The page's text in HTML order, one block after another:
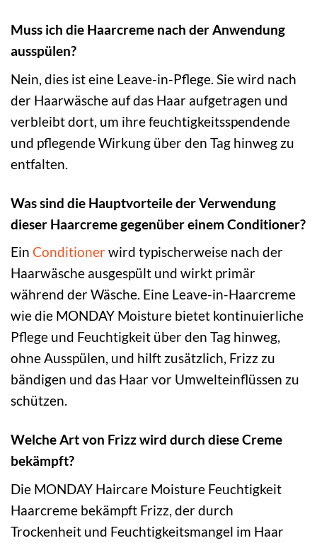
Muss ich die Haarcreme nach der Anwendung
ausspülen?
Nein, dies ist eine Leave-in-Pflege. Sie wird nach
der Haarwäsche auf das Haar aufgetragen und
verbleibt dort, um ihre feuchtigkeitsspendende
und pflegende Wirkung über den Tag hinweg zu
entfalten.
Was sind die Hauptvorteile der Verwendung
dieser Haarcreme gegenüber einem Conditioner?
Ein Conditionerwird typischerweise nach der
Haarwäsche ausgespült und wirkt primär
während der Wäsche. Eine Leave-in-Haarcreme
wie die MONDAY Moisture bietet kontinuierliche
Pflege und Feuchtigkeit über den Tag hinweg,
ohne Ausspülen, und hilft zusätzlich, Frizz zu
bändigen und das Haar vor Umwelteinflüssen zu
schützen.
Welche Art von Frizz wird durch diese Creme
bekämpft?
Die MONDAY Haircare Moisture Feuchtigkeit
Haarcreme bekämpft Frizz, der durch
Trockenheit und Feuchtigkeitsmangel im Haar